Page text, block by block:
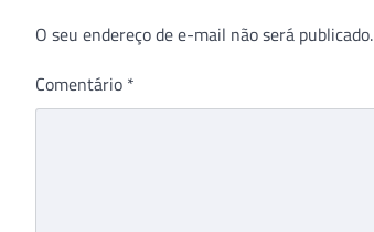
O seu endereço de e-mail não será publicado.
Comentário *